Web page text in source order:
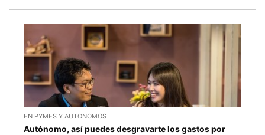
EN PYMES Y AUTONOMOS
Autónomo, así puedes desgravarte los gastos por